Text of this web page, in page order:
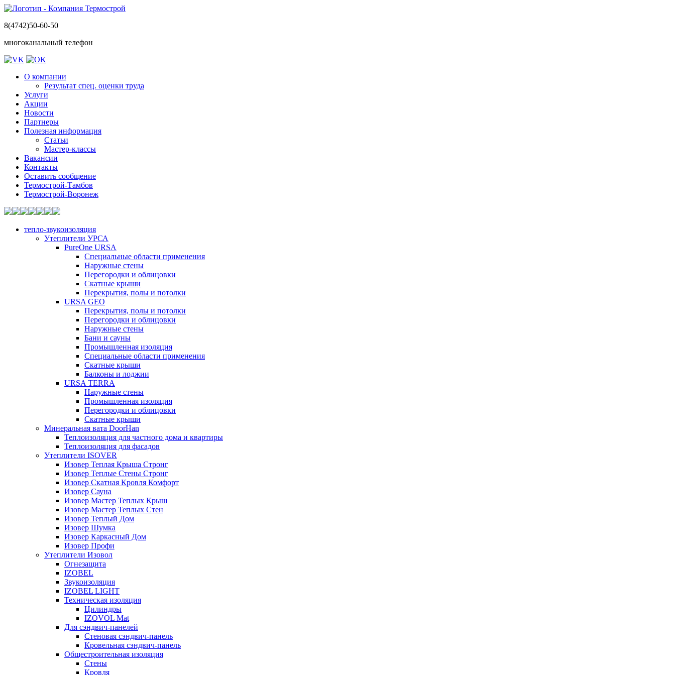
8(4742)50-60-50
многоканальный телефон
О компании
Результат спец. оценки труда
Услуги
Акции
Новости
Партнеры
Полезная информация
Статьи
Мастер-классы
Вакансии
Контакты
Оставить сообщение
Термострой-Тамбов
Термострой-Воронеж
тепло-звукоизоляция
Утеплители УРСА
PureOne URSA
Специальные области применения
Наружные стены
Перегородки и облицовки
Скатные крыши
Перекрытия, полы и потолки
URSA GEO
Перекрытия, полы и потолки
Перегородки и облицовки
Наружные стены
Бани и сауны
Промышленная изоляция
Специальные области применения
Скатные крыши
Балконы и лоджии
URSA TERRA
Наружные стены
Промышленная изоляция
Перегородки и облицовки
Скатные крыши
Минеральная вата DoorHan
Теплоизоляция для частного дома и квартиры
Теплоизоляция для фасадов
Утеплители ISOVER
Изовер Теплая Крыша Стронг
Изовер Теплые Стены Стронг
Изовер Скатная Кровля Комфорт
Изовер Сауна
Изовер Мастер Теплых Крыш
Изовер Мастер Теплых Стен
Изовер Теплый Дом
Изовер Шумка
Изовер Каркасный Дом
Изовер Профи
Утеплители Изовол
Огнезащита
IZOBEL
Звукоизоляция
IZOBEL LIGHT
Техническая изоляция
Цилиндры
IZOVOL Mat
Для сэндвич-панелей
Стеновая сэндвич-панель
Кровельная сэндвич-панель
Общестроительная изоляция
Стены
Кровля